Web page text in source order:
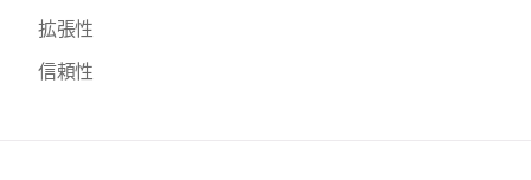
拡張性
信頼性